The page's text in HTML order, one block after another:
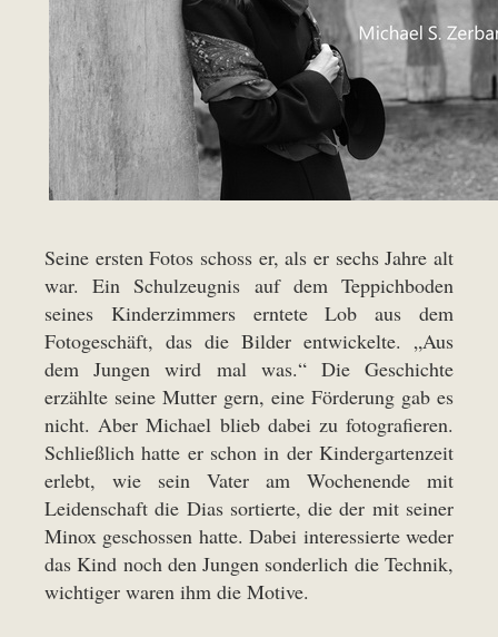
Seine ersten Fotos schoss er, als er sechs Jahre alt
war. Ein Schulzeugnis auf dem Teppichboden
seines Kinderzimmers erntete Lob aus dem
Fotogeschäft, das die Bilder entwickelte. „Aus
dem Jungen wird mal was.“ Die Geschichte
erzählte seine Mutter gern, eine Förderung gab es
nicht. Aber Michael blieb dabei zu fotografieren.
Schließlich hatte er schon in der Kindergartenzeit
erlebt, wie sein Vater am Wochenende mit
Leidenschaft die Dias sortierte, die der mit seiner
Minox geschossen hatte. Dabei interessierte weder
das Kind noch den Jungen sonderlich die Technik,
wichtiger waren ihm die Motive.